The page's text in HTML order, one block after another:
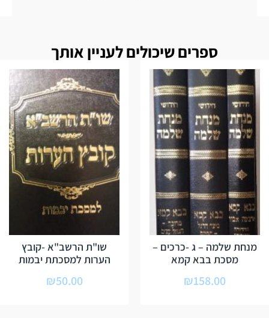
ספרים שיכולים לעניין אותך
מנחת שלמה – ג -כרכים –
מסכת בבא קמא
₪158.00
שו"ת הרשב"א -קובץ
הערות למסכתת יבמות
₪50.00